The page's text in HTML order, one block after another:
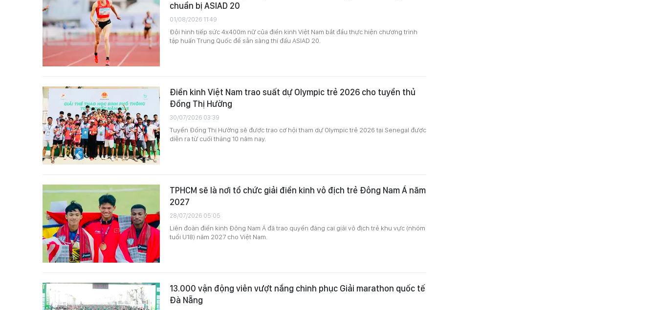
chuẩn bị ASIAD 20
01/08/2026 11:49
Đội hình tiếp sức 4x400m nữ của điền kinh Việt Nam bắt đầu thực hiện chương trình
tập huấn Trung Quốc để sẵn sàng thi đấu ASIAD 20.
Điền kinh Việt Nam trao suất dự Olympic trẻ 2026 cho tuyển thủ
Đồng Thị Hường
30/07/2026 03:39
Tuyển Đồng Thị Hường sẽ được trao cơ hội tham dự Olympic trẻ 2026 tại Senegal được
diễn ra từ cuối tháng 10 năm nay.
TPHCM sẽ là nơi tổ chức giải điền kinh vô địch trẻ Đông Nam Á năm
2027
28/07/2026 05:05
Liên đoàn điền kinh Đông Nam Á đã trao quyền đăng cai giải vô địch trẻ khu vực (nhóm
tuổi U18) năm 2027 cho Việt Nam.
13.000 vận động viên vượt nắng chinh phục Giải marathon quốc tế
Đà Nẵng